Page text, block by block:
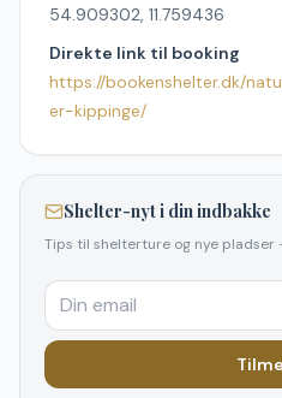
54.909302, 11.759436
Direkte link til booking
https://bookenshelter.dk/
er-kippinge/
Shelter-nyt i din indbakke
Tips til shelterture og nye pladser